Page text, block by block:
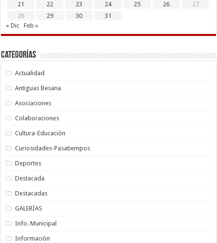
21
22 23 24 25 26
27
28
29 30
31
« Dic
Feb »
Categorías
Actualidad
Antiguas Besana
Asociaciones
Colaboraciones
Cultura-Educación
Curiosidades-Pasatiempos
Deportes
Destacada
Destacadas
GALERÍAS
Info. Municipal
Información